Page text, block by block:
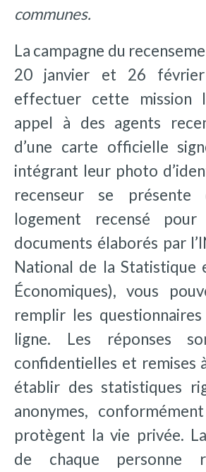
communes.
La campagne du
20 janvier et 26
effectuer cette mission
appel à des agents
d’une carte officielle
intégrant leur photo
recenseur se présente
logement recensé
documents élaborés par
National de la Statistique
Économiques), vous
remplir les
ligne. Les réponses
confidentielles et remises
établir des statistiques
anonymes,
protègent la vie privée.
de chaque personne